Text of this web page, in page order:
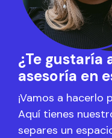
¿Te gustaría
asesoría en
¡Vamos a hacerlo
Aquí tienes
separes un